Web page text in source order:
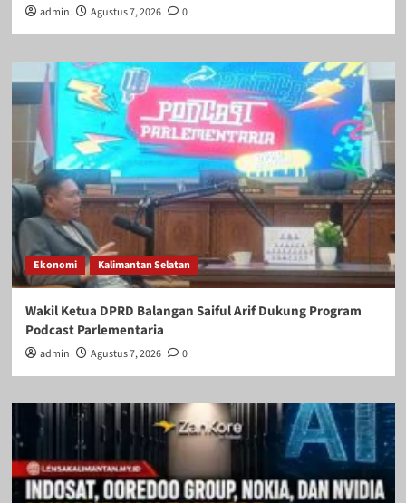
admin Agustus 7, 2026 0
Ekonomi Kalimantan Selatan
Wakil Ketua DPRD Balangan Saiful Arif Dukung Program
Podcast Parlementaria
admin Agustus 7, 2026 0